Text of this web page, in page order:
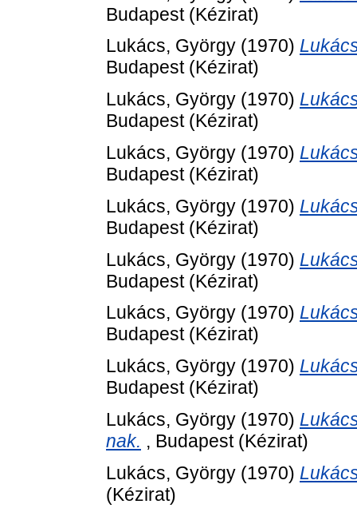
Budapest (Kézirat)
Lukács, György (1970)
Budapest (Kézirat)
Lukács, György (1970)
Budapest (Kézirat)
Lukács, György (1970)
Budapest (Kézirat)
Lukács, György (1970)
Budapest (Kézirat)
Lukács, György (1970)
Budapest (Kézirat)
Lukács, György (1970)
Budapest (Kézirat)
Lukács, György (1970)
Budapest (Kézirat)
Lukács, György (1970)
nak. , Budapest (Kézirat)
Lukács, György (1970)
(Kézirat)